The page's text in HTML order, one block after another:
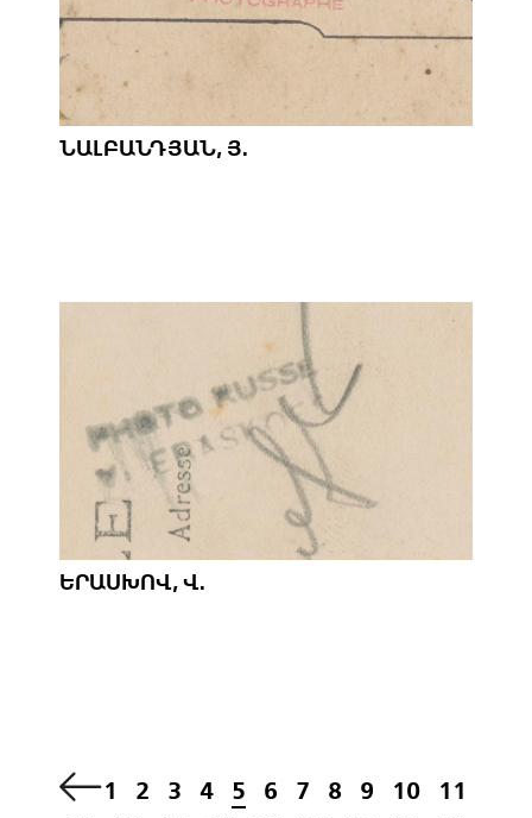
ՆԱԼԲԱՆԴՅԱՆ, Յ.
ԵՐԱՍԽՈՎ, Վ.
1 2 3 4 5 6 7 8 9 10
11